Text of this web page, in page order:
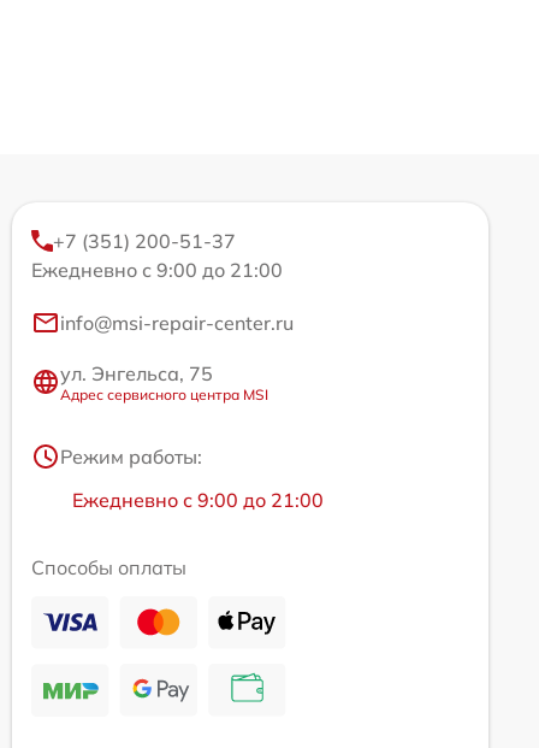
+7 (351) 200-51-37
Ежедневно с 9:00 до 21:00
info@msi-repair-center.ru
ул. Энгельса, 75
Адрес сервисного центра MSI
Режим работы:
Ежедневно с 9:00 до 21:00
Способы оплаты